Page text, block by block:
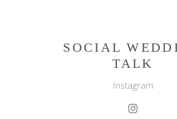
SOCIAL
TALK
Instagram